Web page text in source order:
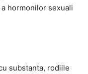
hormonilor sexuali
substanta, rodiile